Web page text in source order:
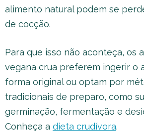
alimento natural podem se
de cocção.
Para que isso não aconteça, os
vegana crua preferem ingerir o
forma original ou optam por
tradicionais de preparo, como
germinação, fermentação e
Conheça a dieta crudívora.